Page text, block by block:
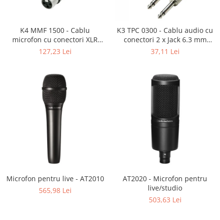
Boxe
Accesorii pentru boxe
Boxe Active
Line Array Active
Monitoare de scena
Subwoofere Active
Subwoofere Pasive
Cabluri si conectori
Accesorii pt. Cabluri
Adaptoare Audio
Cabluri Audio cu Conectori
Cabluri la metru
Moving head-uri – Spot
Ventilatoare
K4 MMF 1500 - Cablu
microfon cu conectori XLR
mama / XLR tata 3p REAN -
127,23 Lei
K3 TPC 0300 - Cablu audio cu
conectori 2 x Jack 6.3 mm
mono / 2 x RCA tata AH 3 m
37,11 Lei
Microfon pentru live - AT2010
565,98 Lei
AT2020 - Microfon pentru
live/studio
503,63 Lei